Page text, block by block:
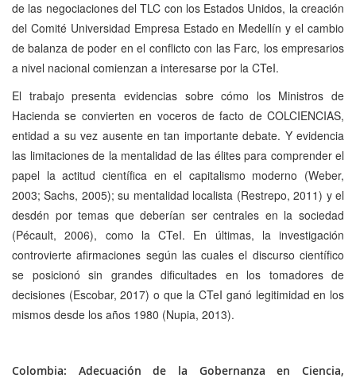
de las negociaciones del TLC con los Estados Unidos, la creación
del Comité Universidad Empresa Estado en Medellín y el cambio
de balanza de poder en el conflicto con las Farc, los empresarios
a nivel nacional comienzan a interesarse por la CTeI.
El trabajo presenta evidencias sobre cómo los Ministros de
Hacienda se convierten en voceros de facto de COLCIENCIAS,
entidad a su vez ausente en tan importante debate. Y evidencia
las limitaciones de la mentalidad de las élites para comprender el
papel la actitud científica en el capitalismo moderno (Weber,
2003; Sachs, 2005); su mentalidad localista (Restrepo, 2011) y el
desdén por temas que deberían ser centrales en la sociedad
(Pécault, 2006), como la CTeI. En últimas, la investigación
controvierte afirmaciones según las cuales el discurso científico
se posicionó sin grandes dificultades en los tomadores de
decisiones (Escobar, 2017) o que la CTeI ganó legitimidad en los
mismos desde los años 1980 (Nupia, 2013).
Colombia: Adecuación de la Gobernanza en Ciencia,